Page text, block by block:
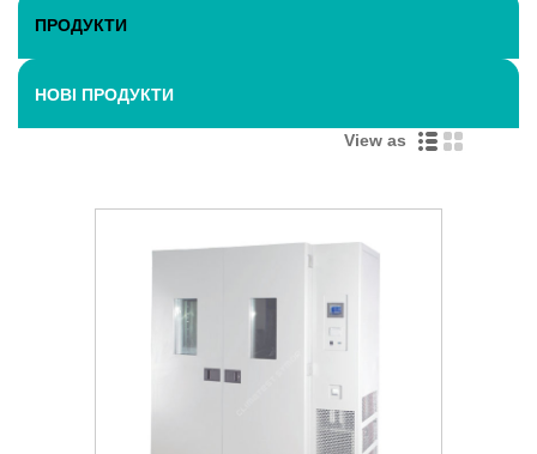
ПРОДУКТИ
НОВІ ПРОДУКТИ
View as